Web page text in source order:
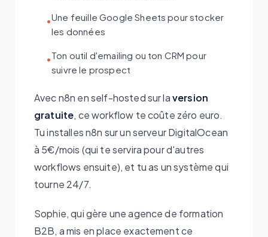
•Une feuille Google Sheets pour stocker
les données
•Ton outil d'emailing ou ton CRM pour
suivre le prospect
Avec n8n en self-hosted sur laversion
gratuite, ce workflow te coûte zéro euro.
Tu installes n8n sur un serveur DigitalOcean
à 5€/mois (qui te servira pour d'autres
workflows ensuite), et tu as un système qui
tourne 24/7.
Sophie, qui gère une agence de formation
B2B, a mis en place exactement ce